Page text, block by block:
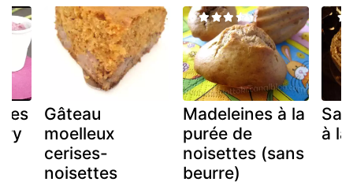
Gâteau
moelleux
cerises-
noisettes
Madeleines à la
purée de
noisettes (sans
beurre)
à